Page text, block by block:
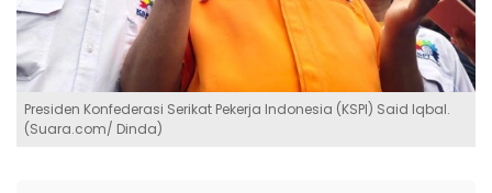
Presiden Konfederasi Serikat Pekerja Indonesia (KSPI) Said Iqbal.
(Suara.com/ Dinda)